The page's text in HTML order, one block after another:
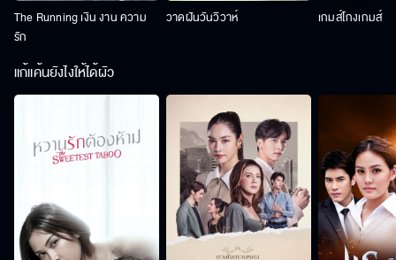
The Running เงิน งาน ความ
รัก
วาดฝันวันวิวาห์ เกมส์โกงเกมส์
แก้แค้นยังไงให้ได้ผัว